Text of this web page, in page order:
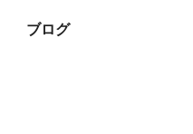
ブログ